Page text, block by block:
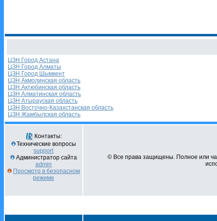
ЦЗН Город Астана
ЦЗН Город Алматы
ЦЗН Город Шымкент
ЦЗН Акмолинская область
ЦЗН Актюбинская область
ЦЗН Алматинская область
ЦЗН Атырауская область
ЦЗН Восточно-Казахстанская область
ЦЗН Жамбылская область
Контакты:
Технические вопросы
support
Администратор сайта
admin
Просмотр в безопасном
режиме
© Все права защищены. Полное или